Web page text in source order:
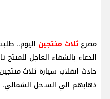
مصرع ثلاث منتجين اليوم..
الدعاء بالشفاء العاجل
حادث انقلاب سيارة ثلاث
ذهابهم الي الساحل الشمالي.